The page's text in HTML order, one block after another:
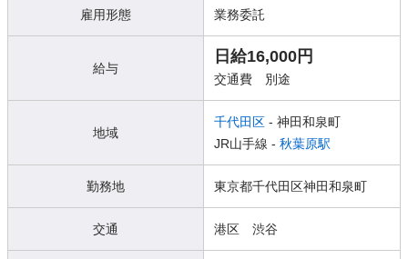
雇用形態 業務委託
給与
日給16,000円
交通費 別途
地域
千代田区 - 神田和泉町
JR山手線 - 秋葉原駅
勤務地 東京都千代田区神田和泉町
交通 港区 渋谷